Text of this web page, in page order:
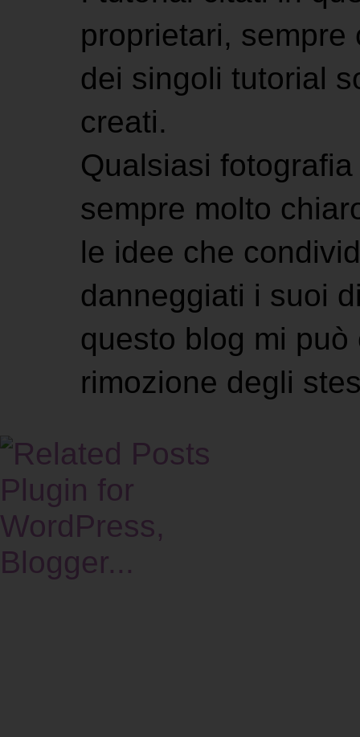
proprietari,
dei singoli tutorial
creati.
Qualsiasi
sempre molto
le idee che
danneggiati i suoi
questo blog mi
rimozione degli